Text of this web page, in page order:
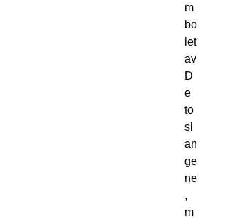
m
bo
let
av
D
e
to
sl
an
ge
ne
,
m